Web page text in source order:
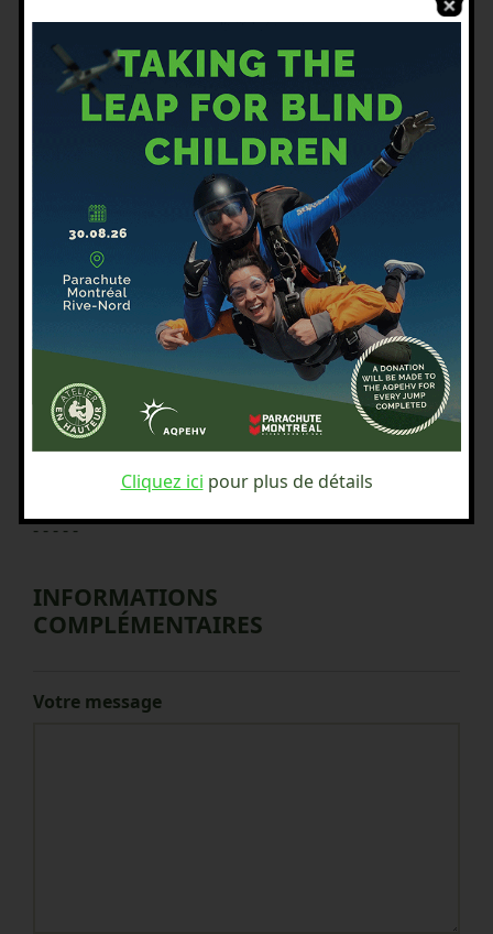
Code postal
Téléphone
Courriel
- - - - -
INFORMATIONS
COMPLÉMENTAIRES
Votre message
Cliquez ici pour plus de détails